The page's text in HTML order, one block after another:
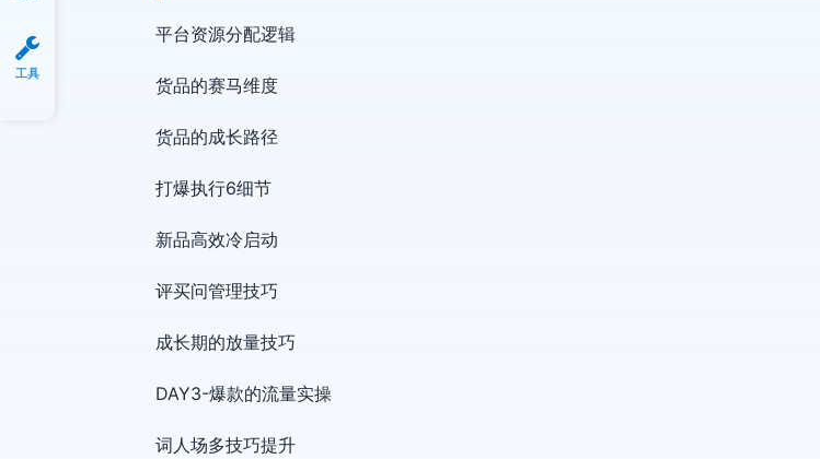
平台资源分配逻辑
货品的赛马维度
货品的成长路径
打爆执行6细节
新品高效冷启动
评买问管理技巧
成长期的放量技巧
DAY3-爆款的流量实操
词人场多技巧提升
工具